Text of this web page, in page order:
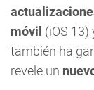
móvil (iOS 13)
también ha
revele un